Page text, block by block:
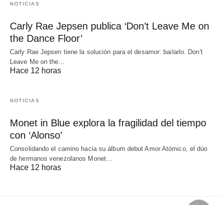
NOTICIAS
Carly Rae Jepsen publica ‘Don’t Leave Me on
the Dance Floor’
Carly Rae Jepsen tiene la solución para el desamor: bailarlo. Don't
Leave Me on the…
Hace 12 horas
NOTICIAS
Monet in Blue explora la fragilidad del tiempo
con ‘Alonso’
Consolidando el camino hacia su álbum debut Amor Atómico, el dúo
de hermanos venezolanos Monet…
Hace 12 horas